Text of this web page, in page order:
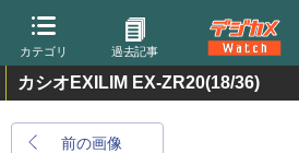
カテゴリ 過去記事
カシオEXILIM EX-ZR20(18/36)
前の画像